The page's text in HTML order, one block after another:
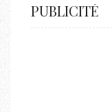
PUBLICITÉ